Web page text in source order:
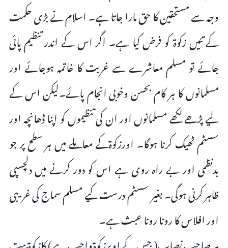
وجہ سے مستحقین کا حق مارا جاتا ہے۔ اسلام نے بڑی حکمت
کے تئیں زکوۃ کو فرض کیا ہے۔ اگر اس کے اندر تنظیم پائی
جائے تو مسلم معاشرے سے غربت کا خاتمہ ہوجائے اور
مسلمانوں کا ہر کام بحسن وخوبی انجام پائے۔لیکن اس کے
لیے پڑھے لکھے مسلمانوں اور ان کی تنظیموں کو اپنا ڈھانچہ اور
سسٹم ٹھیک کرنا ہوگا۔ اورزکوۃکے معاملے میں ہر سطح پر جو
بدنظمی اور بے راہ روی ہے اس کو دور کرنے میں دلچسپی
ظاہر کرنی ہوگی۔ بغیر سسٹم درست کیے مسلم سماج کی غریبی
اور افلاس کا رونا رونا عبث ہے۔